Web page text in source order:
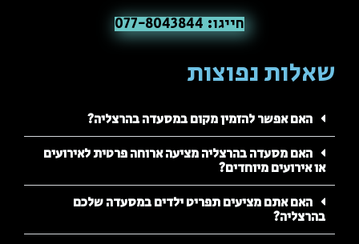
חייגו: 077-8043844
שאלות נפוצות
האם אפשר להזמין מקום במסעדה בהרצליה?
האם מסעדה בהרצליה מציעה ארוחה פרטית לאירועים
או אירועים מיוחדים?
האם אתם מציעים תפריט ילדים במסעדה שלכם
בהרצליה?